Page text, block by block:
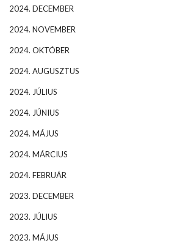
2024. DECEMBER
2024. NOVEMBER
2024. OKTÓBER
2024. AUGUSZTUS
2024. JÚLIUS
2024. JÚNIUS
2024. MÁJUS
2024. MÁRCIUS
2024. FEBRUÁR
2023. DECEMBER
2023. JÚLIUS
2023. MÁJUS